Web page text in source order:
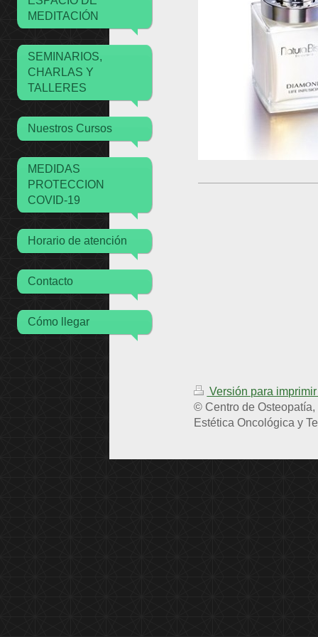
MEDITACIÓN
SEMINARIOS,
CHARLAS Y
TALLERES
Nuestros Cursos
MEDIDAS
PROTECCION
COVID-19
Horario de atención
Contacto
Cómo llegar
Versión para
© Centro de
Estética Oncológica y